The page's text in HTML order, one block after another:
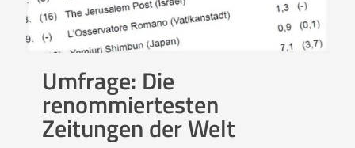
Umfrage: Die
renommiertesten
Zeitungen der Welt